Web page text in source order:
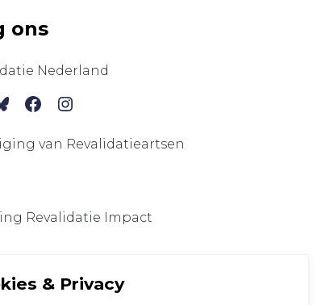
& Privacy
ons
Nederland
Facebook
Instagram
van Revalidatieartsen
Revalidatie Impact